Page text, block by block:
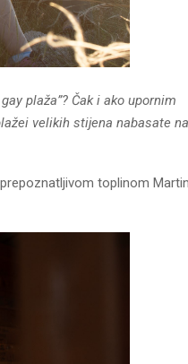
plaža”? Čak i ako upornim
i velikih stijena nabasate na
toplinom